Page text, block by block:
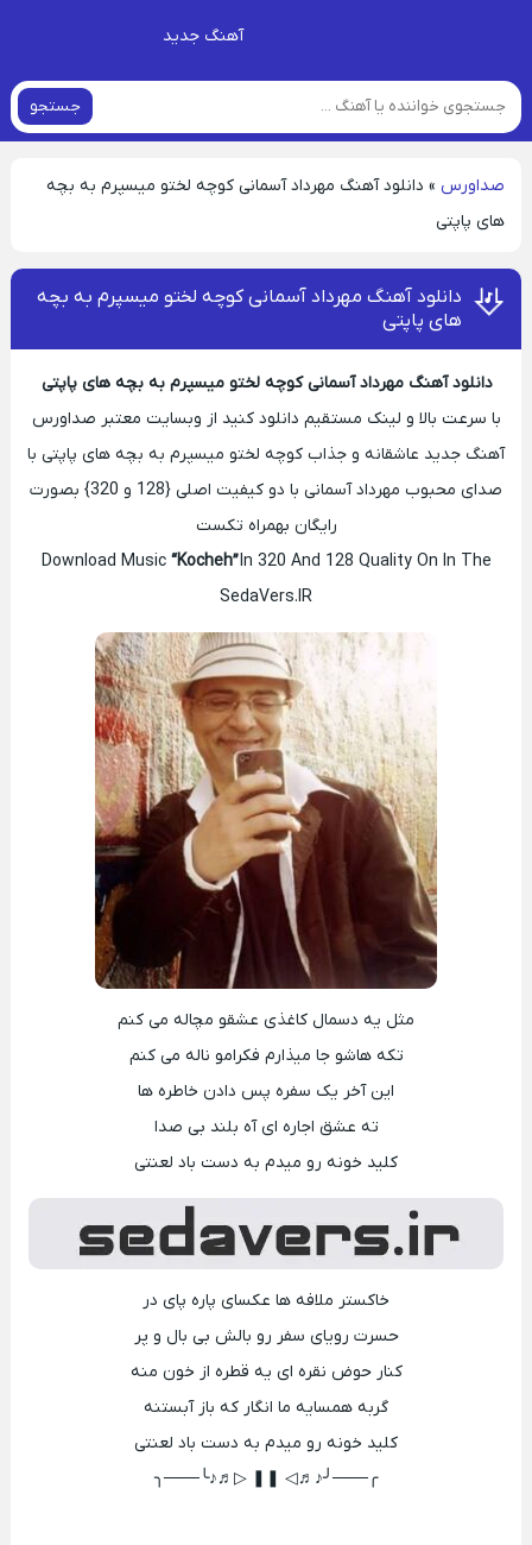
آهنگ جدید
جستجو
صداورس » دانلود آهنگ مهرداد آسمانی کوچه لختو میسپرم به بچه
های پاپتی
دانلود آهنگ مهرداد آسمانی کوچه لختو میسپرم به بچه
های پاپتی
دانلود آهنگ مهرداد آسمانی کوچه لختو میسپرم به بچه های پاپتی
با سرعت بالا و لینک مستقیم دانلود کنید از وبسایت معتبر صداورس
آهنگ جدید عاشقانه و جذاب کوچه لختو میسپرم به بچه های پاپتی با
صدای محبوب مهرداد آسمانی با دو کیفیت اصلی {128 و 320} بصورت
رایگان بهمراه تکست
Download Music “Kocheh”In 320 And 128 Quality On In The
SedaVers.IR
مثل یه دسمال کاغذی عشقو مچاله می کنم
تکه هاشو جا میذارم فکرامو ناله می کنم
این آخر یک سفره پس دادن خاطره ها
ته عشق اجاره ای آه بلند بی صدا
کلید خونه رو میدم به دست باد لعنتی
خاکستر ملافه ها عکسای پاره پای در
حسرت رویای سفر رو بالش بی بال و پر
کنار حوض نقره ای یه قطره از خون منه
گربه همسایه ما انگار که باز آبستنه
کلید خونه رو میدم به دست باد لعنتی
╭───╯♪♬◁ ❚❚ ▷♬♪╰───╮